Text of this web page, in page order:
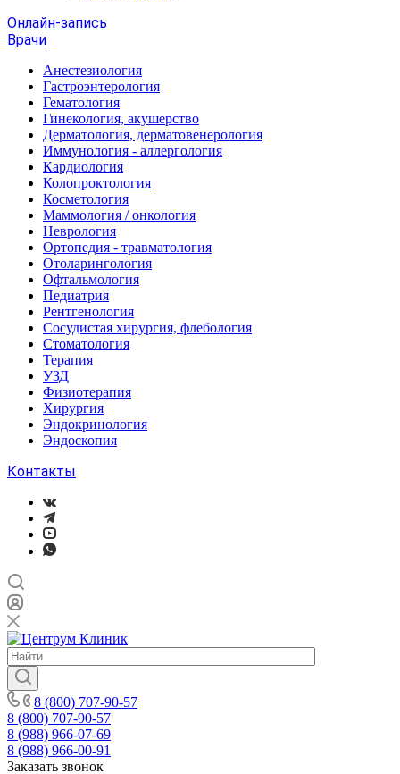
Онлайн-запись
Врачи
Анестезиология
Гастроэнтерология
Гематология
Гинекология, акушерство
Дерматология, дерматовенерология
Иммунология - аллергология
Кардиология
Колопроктология
Косметология
Маммология / онкология
Неврология
Ортопедия - травматология
Отоларингология
Офтальмология
Педиатрия
Рентгенология
Сосудистая хирургия, флебология
Стоматология
Терапия
УЗД
Физиотерапия
Хирургия
Эндокринология
Эндоскопия
Контакты
8 (800) 707-90-57
8 (800) 707-90-57
8 (988) 966-07-69
8 (988) 966-00-91
Заказать звонок